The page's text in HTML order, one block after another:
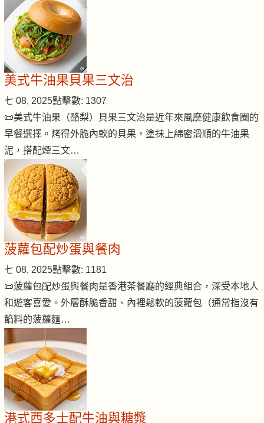
美式牛油果貝果三文治
七 08, 2025點擊數: 1307
📜美式牛油果（酪梨）貝果三文治是近年來風靡健康飲食圈的
早餐選擇。烤得外脆內軟的貝果，塗抹上綿密滑順的牛油果
泥，搭配煙三文…
菠蘿包配炒蛋與餐肉
七 08, 2025點擊數: 1181
📜菠蘿包配炒蛋與餐肉是香港茶餐廳的經典組合，深受本地人
和遊客喜愛。外層酥脆香甜、內裡鬆軟的菠蘿包（通常指沒有
餡料的菠蘿麵…
港式西多士配牛油與糖漿